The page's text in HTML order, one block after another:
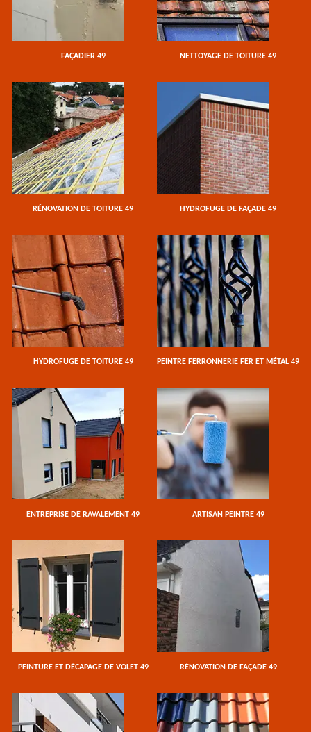
FAÇADIER 49 NETTOYAGE DE TOITURE 49
RÉNOVATION DE TOITURE 49 HYDROFUGE DE FAÇADE 49
HYDROFUGE DE TOITURE 49 PEINTRE FERRONNERIE FER ET MÉTAL 49
ENTREPRISE DE RAVALEMENT 49 ARTISAN PEINTRE 49
PEINTURE ET DÉCAPAGE DE VOLET 49 RÉNOVATION DE FAÇADE 49